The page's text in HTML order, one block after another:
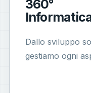
360°
Dallo sviluppo
gestiamo ogni